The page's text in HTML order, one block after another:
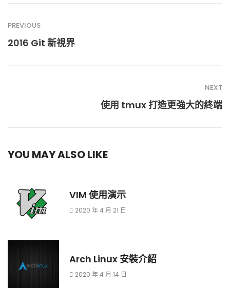
PREVIOUS
2016 Git 新視界
NEXT
使用 tmux 打造更強大的終端
YOU MAY ALSO LIKE
VIM 使用演示
2020 年 4 月 21 日
Arch Linux 安裝介紹
2020 年 4 月 14 日